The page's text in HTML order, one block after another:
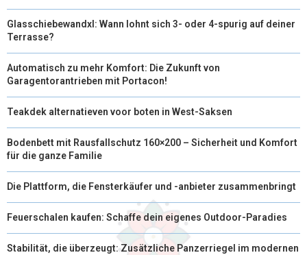
Glasschiebewandxl: Wann lohnt sich 3- oder 4-spurig auf deiner
Terrasse?
Automatisch zu mehr Komfort: Die Zukunft von
Garagentorantrieben mit Portacon!
Teakdek alternatieven voor boten in West-Saksen
Bodenbett mit Rausfallschutz 160×200 – Sicherheit und Komfort
für die ganze Familie
Die Plattform, die Fensterkäufer und -anbieter zusammenbringt
Feuerschalen kaufen: Schaffe dein eigenes Outdoor-Paradies
Stabilität, die überzeugt: Zusätzliche Panzerriegel im modernen